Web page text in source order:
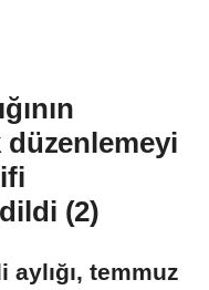
düzenlemeyi
(2)
temmuz